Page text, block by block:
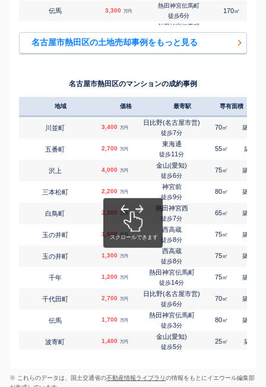
伝馬 3,300 万円
熱田神宮伝馬町
徒歩6分
170㎡
伝馬 2,400 万円
熱田神宮伝馬町
140㎡
西野町 4,800 万円
六番町
6
190㎡
六番町
徒歩9分
野立町 3,300 万円
日比野(名古屋市営)
徒歩8分
130㎡
日比野(名古屋市営)
徒歩8
日比野(名古屋市営)
徒歩8
日比野(名古屋市営)
徒歩
野立町 2,000 万円
日比野(名古屋市営)
9
旗屋 万円
熱田神宮西
徒歩4
八番 19,000 万円
六番町
徒歩2
八番 2,500
六番町
徒歩6
100
名古屋市熱田区の土地売却事例をもっと見る
名古屋市熱田区のマンションの成約事例
地域 価格 最寄駅 専有面積
川並町 3,400 万円
日比野(名古屋市営)
徒歩7分
70㎡ 築
五番町 2,700 万円
東海通
徒歩11分
55㎡ 築
沢上 4,000 万円
金山(愛知)
徒歩6分
75㎡ 築
三本松町 2,200 万円
神宮前
徒歩9分
80㎡ 築
白鳥町 2,300 万円
熱田神宮西
徒歩7分
65㎡ 築
玉の井町 1,600 万円
西高蔵
徒歩8分
75㎡ 築
玉の井町 1,300 万円
西高蔵
徒歩8分
75㎡ 築
千年 1,200 万円
熱田神宮伝馬町
徒歩14分
75㎡ 築
千代田町 2,700 万円
日比野(名古屋市営)
徒歩6分
70㎡ 築
伝馬 1,700 万円
熱田神宮伝馬町
徒歩3分
80㎡ 築
波寄町 1,400 万円
金山(愛知)
徒歩5分
25㎡ 築
幡野町
日比野(名古屋市営)
※ これらのデータは、国土交通省の不動産情報ライブラリの情報をもとにイエウール編集部